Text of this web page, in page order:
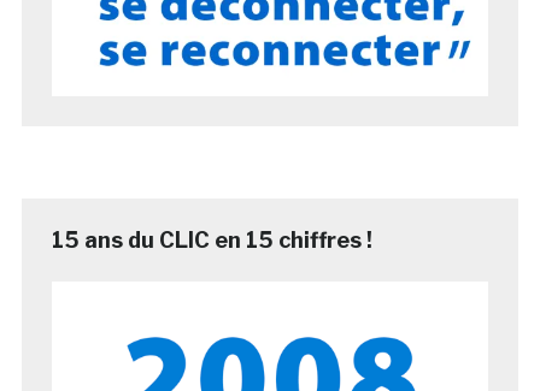
15 ans du CLIC en 15 chiffres !